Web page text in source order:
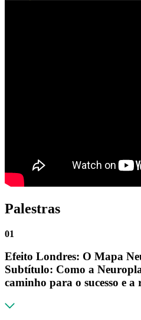
Palestras
01
Efeito Londres: O Mapa
Subtítulo: Como a
caminho para o sucesso e a